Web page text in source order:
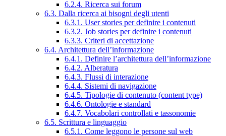
6.2.4. Ricerca sui forum
6.3. Dalla ricerca ai bisogni degli utenti
6.3.1. User stories per definire i contenuti
6.3.2. Job stories per definire i contenuti
6.3.3. Criteri di accettazione
6.4. Architettura dell’informazione
6.4.1. Definire l’architettura dell’informazione
6.4.2. Alberatura
6.4.3. Flussi di interazione
6.4.4. Sistemi di navigazione
6.4.5. Tipologie di contenuto (content type)
6.4.6. Ontologie e standard
6.4.7. Vocabolari controllati e tassonomie
6.5. Scrittura e linguaggio
6.5.1. Come leggono le persone sul web